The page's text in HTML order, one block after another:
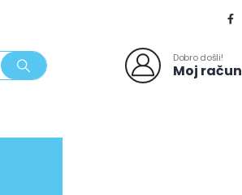
Dobro došli!
Moj račun